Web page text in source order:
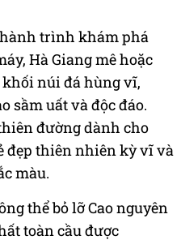
trình khám phá
Hà Giang mê hoặc
núi đá hùng vĩ,
sầm uất và độc đáo.
đường dành cho
đẹp thiên nhiên kỳ vĩ và
màu.
thể bỏ lỡ Cao nguyên
toàn cầu được